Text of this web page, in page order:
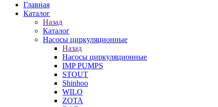
Главная
Каталог
Назад
Каталог
Насосы циркуляционные
Назад
Насосы циркуляционные
IMP PUMPS
STOUT
Shinhoo
WILO
ZOTA